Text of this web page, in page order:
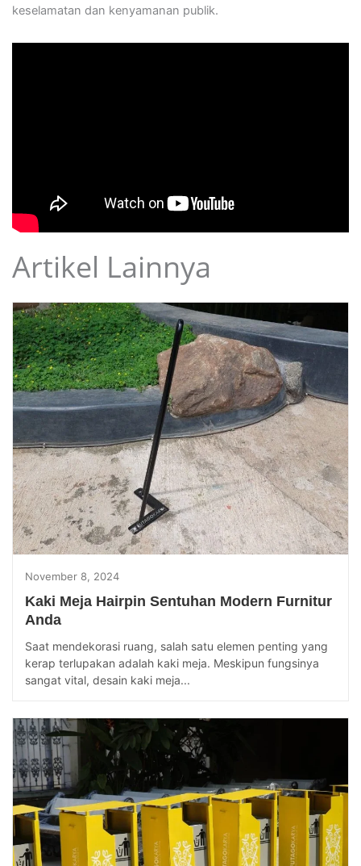
keselamatan dan kenyamanan publik.
Artikel Lainnya
November 8, 2024
Kaki Meja Hairpin Sentuhan Modern Furnitur
Anda
Saat mendekorasi ruang, salah satu elemen penting yang
kerap terlupakan adalah kaki meja. Meskipun fungsinya
sangat vital, desain kaki meja...